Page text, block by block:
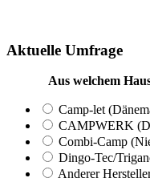
Aktuelle Umfrage
Aus welchem
Camp-let
CAMPWERK
Combi-Camp
Dingo-Tec/
Anderer